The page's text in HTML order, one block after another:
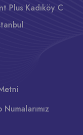
Plus Kadıköy C